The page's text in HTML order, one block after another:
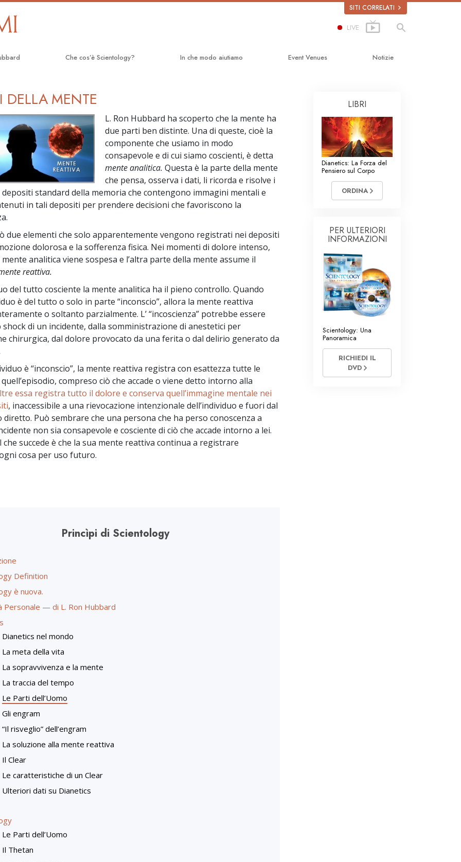
SITI CORRELATI
LIVE
Che cos’è Scientology?
Credo e codici di Scientology
Che cosa dicono gli Scientologist
riguardo a Scientology
Incontra uno Scientologist
All’interno di una Chiesa
I Principi Fondamentali di Scientology
Un’Introduzione a Dianetics
Amore e Odio:
Che Cos’è la Grandezza?
In che modo aiutiamo
Criminon
Narconon
La Verità sulla Droga
Uniti per i Diritti Umani
Comitato dei Cittadini per i Diritti
Ministri Volontari di Scientology
Event Venues Notizie
DELLA MENTE
L. Ron Hubbard ha scoperto che la mente ha
due parti ben distinte. Una di queste, cioè la
componente che usiamo in modo
consapevole e di cui siamo coscienti, è detta
mente analitica. Questa è la parte della mente
che pensa, osserva i dati, li ricorda e risolve i
standard della memoria che contengono immagini mentali e
in tali depositi per prendere decisioni che favoriscono la
due elementi che solo apparentemente vengono registrati nei depositi
dolorosa e la sofferenza fisica. Nei momenti di dolore intenso,
mente analitica viene sospesa e l’altra parte della mente assume il
reattiva.
del tutto cosciente la mente analitica ha il pieno controllo. Quando
è del tutto o solo in parte “inconscio”, allora la mente reattiva
o soltanto parzialmente. L’ “incoscienza” potrebbe essere
shock di un incidente, dalla somministrazione di anestetici per
chirurgica, dal dolore provocato da una ferita o dal delirio generato da
è “inconscio”, la mente reattiva registra con esattezza tutte le
compreso ciò che accade o viene detto intorno alla
essa registra tutto il dolore e conserva quell’immagine mentale nei
, inaccessibile a una rievocazione intenzionale dell’individuo e fuori dal
Può sembrare che una persona che ha perso conoscenza a
non sia consapevole e cosciente di ciò che accade intorno a lei.
che succede è che la sua mente reattiva continua a registrare
cosa per uso futuro.
Princìpi di Scientology
Definition
è nuova.
Personale — di L. Ron Hubbard
Dianetics nel mondo
La meta della vita
La sopravvivenza e la mente
La traccia del tempo
Le Parti dell’Uomo
Gli engram
“Il risveglio” dell’engram
La soluzione alla mente reattiva
Il Clear
Le caratteristiche di un Clear
Ulteriori dati su Dianetics
Le Parti dell’Uomo
Il Thetan
LIBRI
Dianetics: La Forza del
Pensiero sul Corpo
ORDINA
PER ULTERIORI
INFORMAZIONI
Scientology: Una
Panoramica
RICHIEDI IL
DVD